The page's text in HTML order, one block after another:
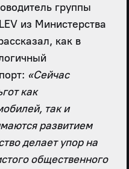
группы
из Министерства
как в
«Сейчас
как
так и
развитием
делает упор на
общественного